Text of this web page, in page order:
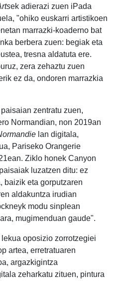
ek adierazi zuen iPada
"ohiko euskarri artistikoen
marrazki-koaderno bat
berbera zuen: begiak eta
tresna aldatuta ere.
zera zehaztu zuen
ez da, ondoren marrazkia
zentratu zuen,
Normandian, non 2019an
lan digitala,
Pariseko Orangerie
Ziklo honek Canyon
luzatzen ditu: ez
baizik eta gorputzaren
aldakuntza irudian
modu sinplean
mugimenduan gaude".
oposizio zorrotzegiei
artea, erretratuaren
argazkigintza
zeharkatu zituen, pintura